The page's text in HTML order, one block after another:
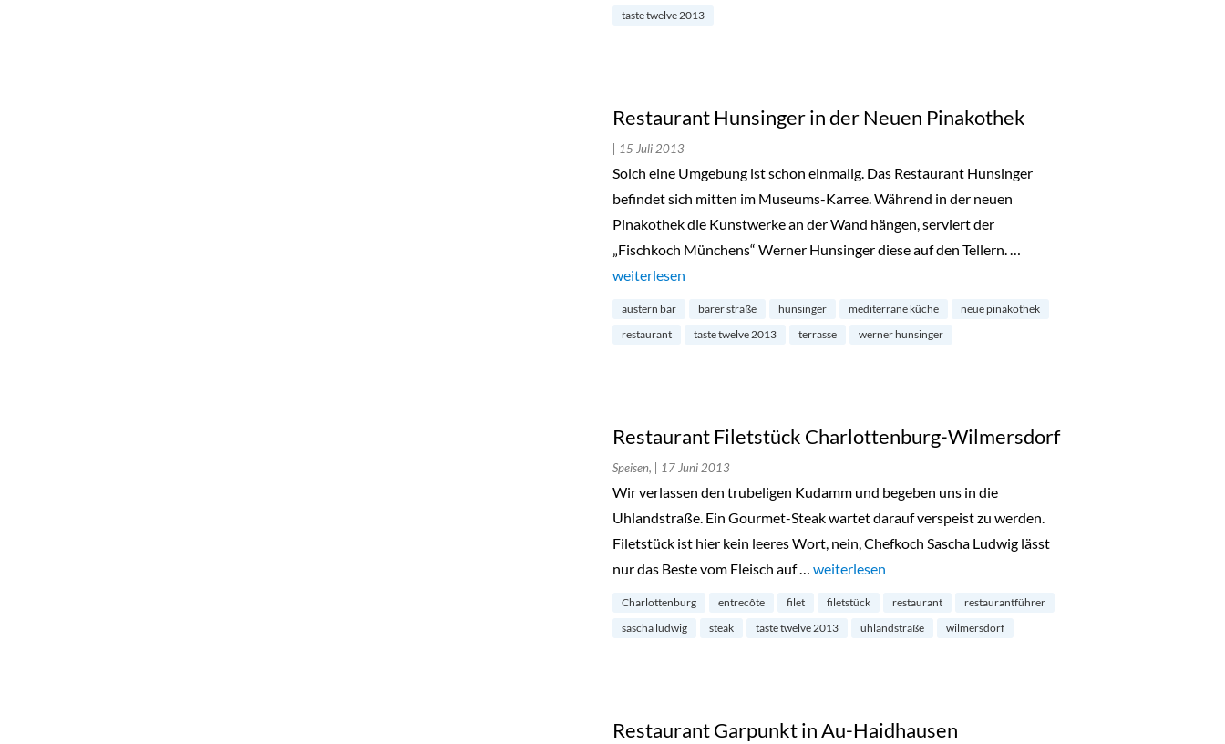
taste twelve 2013
Restaurant Hunsinger in der Neuen Pinakothek
| 15 Juli 2013
Solch eine Umgebung ist schon einmalig. Das Restaurant Hunsinger
befindet sich mitten im Museums-Karree. Während in der neuen
Pinakothek die Kunstwerke an der Wand hängen, serviert der
„Fischkoch Münchens“ Werner Hunsinger diese auf den Tellern. …
„Restaurant Hunsinger in der Neuen Pinakothek“
weiterlesen
austern bar barer straße hunsinger mediterrane küche
neue pinakothek
restaurant
taste twelve 2013 terrasse werner hunsinger
Restaurant Filetstück Charlottenburg-Wilmersdorf
Speisen, | 17 Juni 2013
Wir verlassen den trubeligen Kudamm und begeben uns in die
Uhlandstraße. Ein Gourmet-Steak wartet darauf verspeist zu werden.
Filetstück ist hier kein leeres Wort, nein, Chefkoch Sascha Ludwig lässt
nur das Beste vom Fleisch auf … „Restaurant Filetstück Charlottenburg-Wilmersdorf“
weiterlesen
Charlottenburg entrecôte filet filetstück restaurant
restaurantführer
sascha ludwig
steak taste twelve 2013 uhlandstraße wilmersdorf
Restaurant Garpunkt in Au-Haidhausen